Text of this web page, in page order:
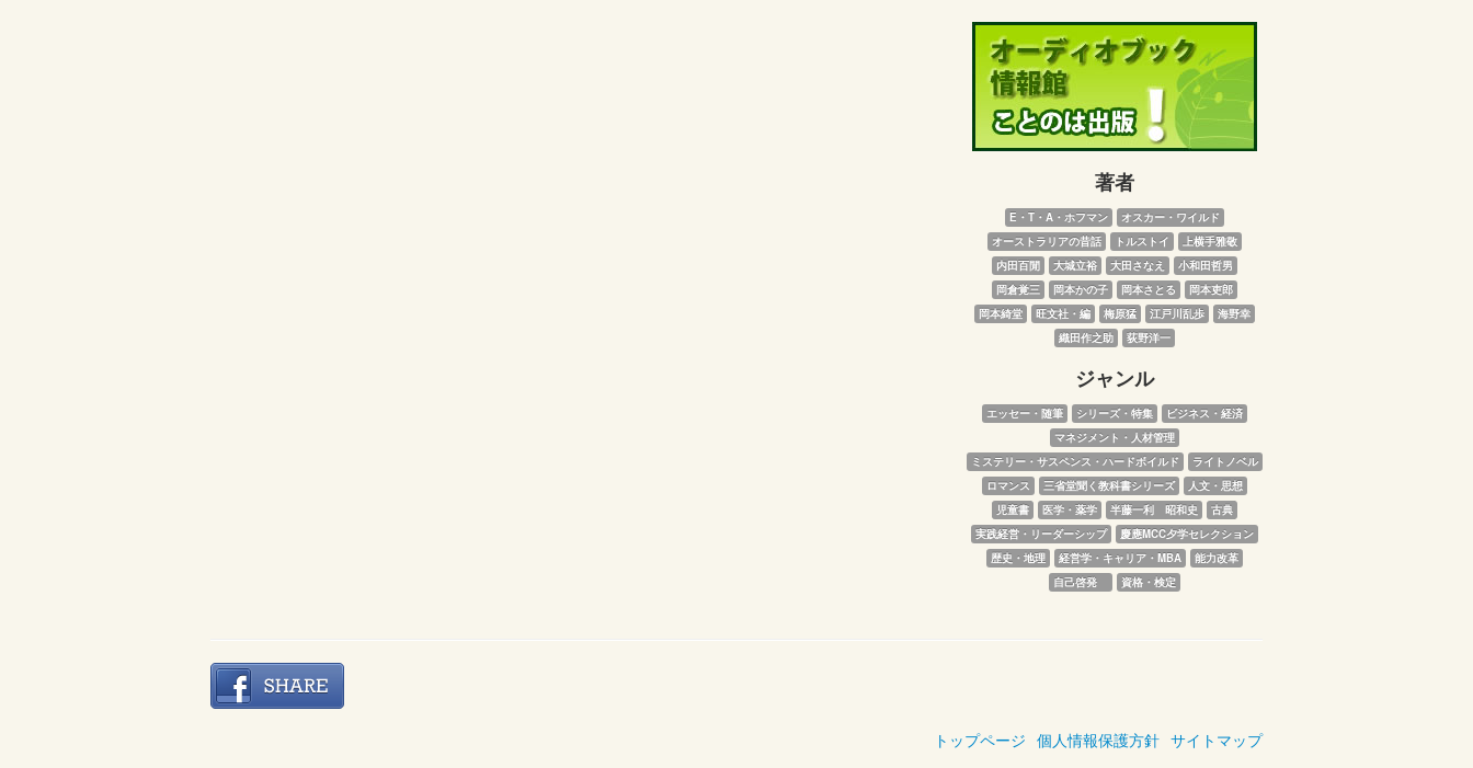
著者
E・T・A・ホフマン
オスカー・ワイルド
オーストラリアの昔話
トルストイ
上横手雅敬
内田百閒
大城立裕 大田さなえ
小和田哲男
岡倉覚三
岡本かの子 岡本さとる
岡本吏郎
岡本綺堂
旺文社・編 梅原猛 江戸川乱歩
海野幸
織田作之助
荻野洋一
ジャンル
エッセー・随筆 シリーズ・特集
ビジネス・経済
マネジメント・人材管理
ミステリー・サスペンス・ハードボイルド
ライトノベル
ロマンス
三省堂聞く教科書シリーズ
人文・思想
児童書
医学・薬学 半藤一利　昭和史
古典
実践経営・リーダーシップ
慶應MCC夕学セレクション
歴史・地理
経営学・キャリア・MBA
能力改革
自己啓発
資格・検定
トップページ 個人情報保護方針 サイトマップ